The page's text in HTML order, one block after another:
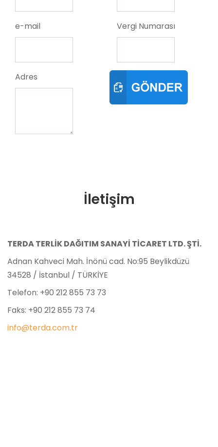
e-mail
Adres
Vergi Numarası
İletişim
TERDA TERLİK DAĞITIM SANAYİ TİCARET LTD. ŞTİ.
Adnan Kahveci Mah. İnönü cad. No:95 Beylikdüzü
34528 / İstanbul / TÜRKİYE
Telefon: +90 212 855 73 73
Faks: +90 212 855 73 74
info@terda.com.tr